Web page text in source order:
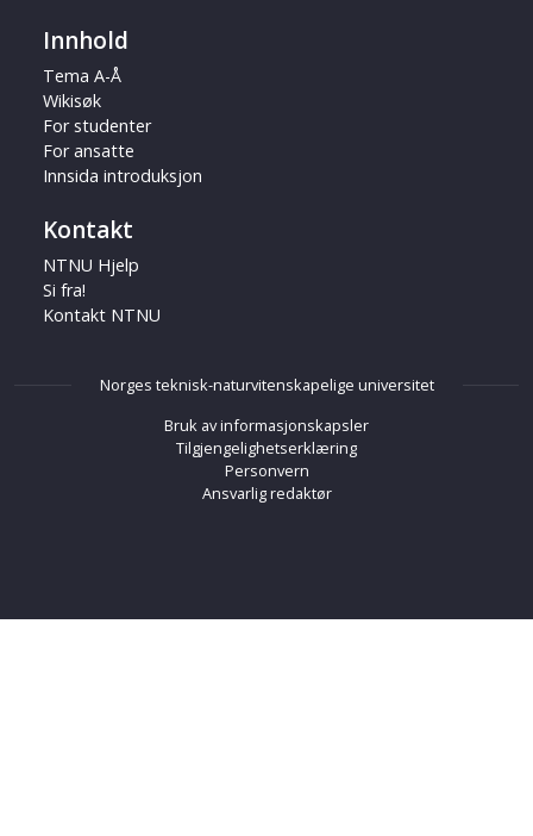
Innhold
Tema A-Å
Wikisøk
For studenter
For ansatte
Innsida introduksjon
Kontakt
NTNU Hjelp
Si fra!
Kontakt NTNU
Norges teknisk-naturvitenskapelige universitet
Bruk av informasjonskapsler
Tilgjengelighetserklæring
Personvern
Ansvarlig redaktør